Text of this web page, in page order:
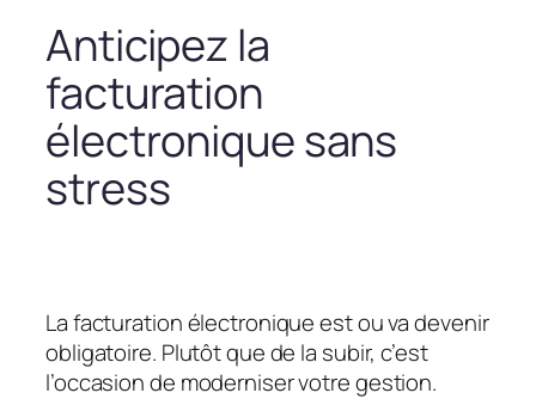
Anticipez la
facturation
électronique sans
stress
La facturation électronique est ou va devenir
obligatoire. Plutôt que de la subir, c’est
l’occasion de moderniser votre gestion.